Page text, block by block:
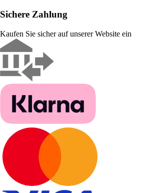
Sichere Zahlung
Kaufen Sie sicher auf unserer Website ein